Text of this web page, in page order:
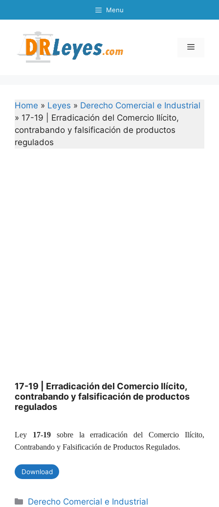
to
Menu
Menu
Home » Leyes » Derecho Comercial e Industrial
» 17-19 | Erradicación del Comercio Ilícito,
contrabando y falsificación de productos
regulados
17-19 | Erradicación del Comercio Ilícito,
contrabando y falsificación de productos
regulados
Ley 17-19sobre la erradicación del Comercio Ilícito,
Contrabando y Falsificación de Productos Regulados.
Download
Categories
Derecho Comercial e Industrial